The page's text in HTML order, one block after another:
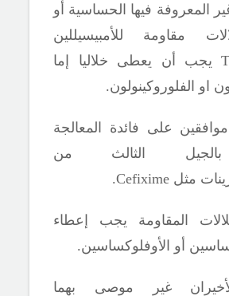
المعروفة فيها الحساسية أو
مقاومة للأمبيسيللين
يجب أن يعطى خلاليا إما
او الفلوروكينولون.
على فائدة المعالجة
بالجيل الثالث من
مثلCefixime.
المقاومة يجب إعطاء
أو الأوفلوكساسين.
غير موصى بهما